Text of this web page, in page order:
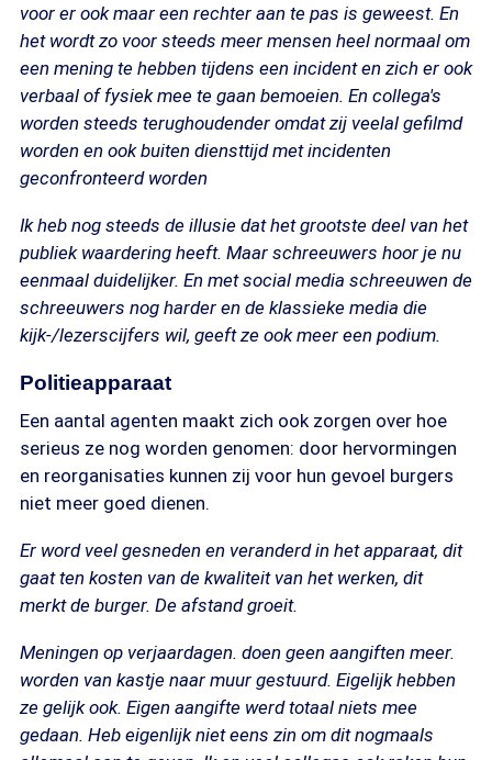
voor er ook maar een rechter aan te pas is geweest. En
het wordt zo voor steeds meer mensen heel normaal om
een mening te hebben tijdens een incident en zich er ook
verbaal of fysiek mee te gaan bemoeien. En collega's
worden steeds terughoudender omdat zij veelal gefilmd
worden en ook buiten diensttijd met incidenten
geconfronteerd worden
Ik heb nog steeds de illusie dat het grootste deel van het
publiek waardering heeft. Maar schreeuwers hoor je nu
eenmaal duidelijker. En met social media schreeuwen de
schreeuwers nog harder en de klassieke media die
kijk-/lezerscijfers wil, geeft ze ook meer een podium.
Politieapparaat
Een aantal agenten maakt zich ook zorgen over hoe
serieus ze nog worden genomen: door hervormingen
en reorganisaties kunnen zij voor hun gevoel burgers
niet meer goed dienen.
Er word veel gesneden en veranderd in het apparaat, dit
gaat ten kosten van de kwaliteit van het werken, dit
merkt de burger. De afstand groeit.
Meningen op verjaardagen. doen geen aangiften meer.
worden van kastje naar muur gestuurd. Eigelijk hebben
ze gelijk ook. Eigen aangifte werd totaal niets mee
gedaan. Heb eigenlijk niet eens zin om dit nogmaals